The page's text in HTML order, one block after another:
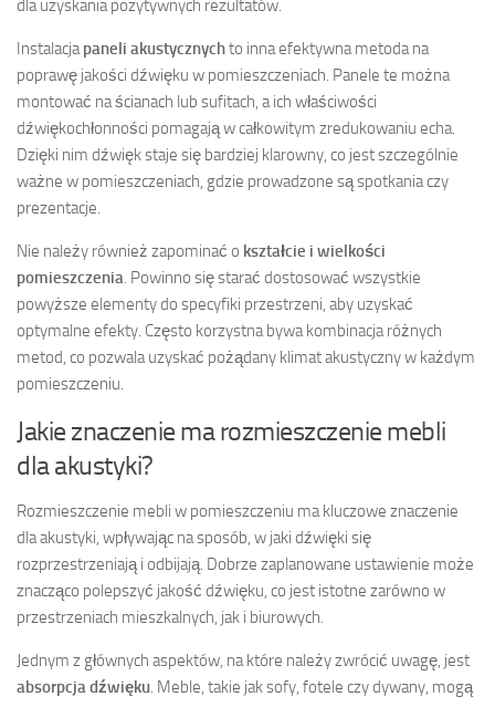
dla uzyskania pozytywnych rezultatów.
Instalacjapaneli akustycznychto inna efektywna metoda na
poprawę jakości dźwięku w pomieszczeniach. Panele te można
montować na ścianach lub sufitach, a ich właściwości
dźwiękochłonności pomagają w całkowitym zredukowaniu echa.
Dzięki nim dźwięk staje się bardziej klarowny, co jest szczególnie
ważne w pomieszczeniach, gdzie prowadzone są spotkania czy
prezentacje.
Nie należy również zapominać o kształcie i wielkości
pomieszczenia. Powinno się starać dostosować wszystkie
powyższe elementy do specyfiki przestrzeni, aby uzyskać
optymalne efekty. Często korzystna bywa kombinacja różnych
metod, co pozwala uzyskać pożądany klimat akustyczny w każdym
pomieszczeniu.
Jakie znaczenie ma rozmieszczenie mebli
dla akustyki?
Rozmieszczenie mebli w pomieszczeniu ma kluczowe znaczenie
dla akustyki, wpływając na sposób, w jaki dźwięki się
rozprzestrzeniają i odbijają. Dobrze zaplanowane ustawienie może
znacząco polepszyć jakość dźwięku, co jest istotne zarówno w
przestrzeniach mieszkalnych, jak i biurowych.
Jednym z głównych aspektów, na które należy zwrócić uwagę, jest
absorpcja dźwięku. Meble, takie jak sofy, fotele czy dywany, mogą